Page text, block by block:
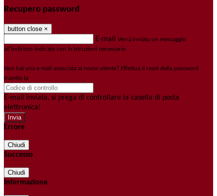
Recupero password
button close ×
E-mail Verrà inviato un messaggio
all'indirizzo indicato con le istruzioni necessarie.
Non hai una e-mail associata al nome utente? Effettua il reset della password
tramite la
E-mail inviata, si prega di controllare la casella di posta
elettronica!
Errore
Chiudi
Successo
Chiudi
Informazione